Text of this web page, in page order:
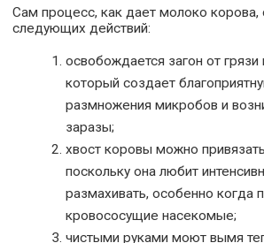
Сам процесс, как дает молоко корова,
следующих действий:
освобождается загон от грязи
который создает
размножения микробов и
заразы;
хвост коровы можно
поскольку она любит
размахивать, особенно когда
кровососущие насекомые;
чистыми руками моют вымя